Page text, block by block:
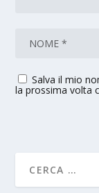
Salva il mio
la prossima volta